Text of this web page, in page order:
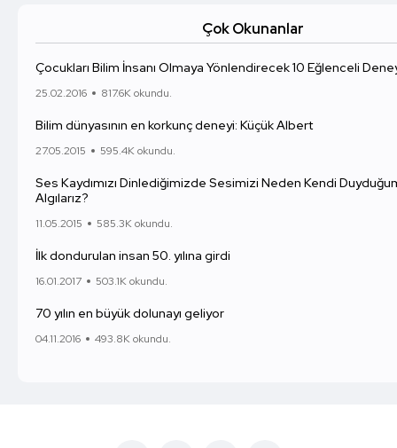
Çok Okunanlar
Çocukları Bilim İnsanı Olmaya Yönlendirecek 10 Eğlenceli
25.02.2016 817.6K okundu.
Bilim dünyasının en korkunç deneyi: Küçük Albert
27.05.2015 595.4K okundu.
Ses Kaydımızı Dinlediğimizde Sesimizi Neden Kendi
Algılarız?
11.05.2015 585.3K okundu.
İlk dondurulan insan 50. yılına girdi
16.01.2017 503.1K okundu.
70 yılın en büyük dolunayı geliyor
04.11.2016 493.8K okundu.